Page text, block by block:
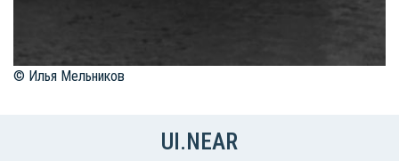
© Илья Мельников
UI.NEAR